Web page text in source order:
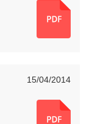
15/04/2014